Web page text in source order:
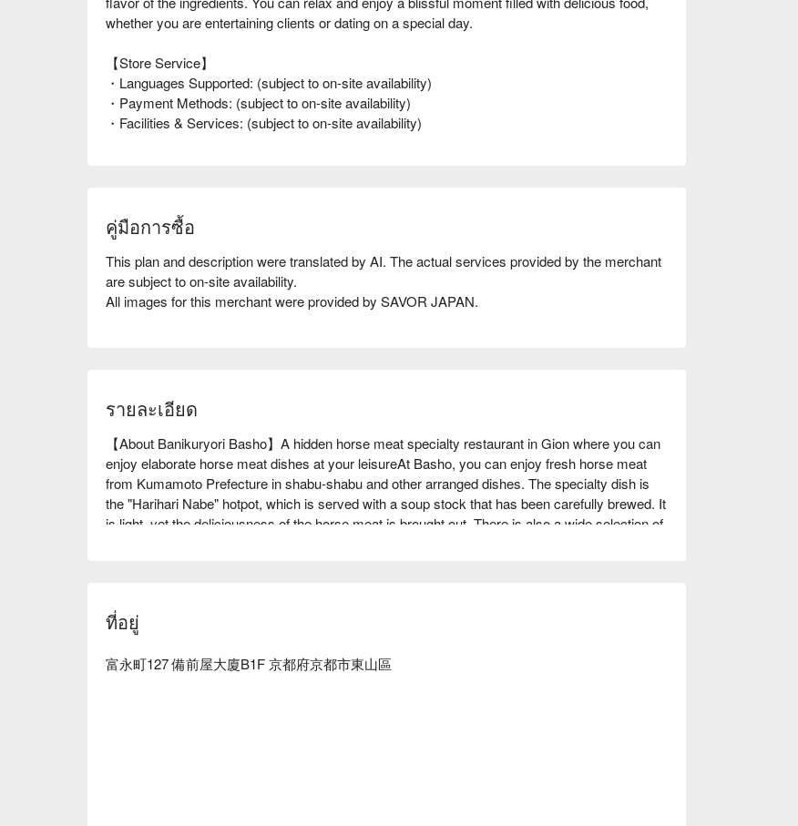
whether you are entertaining clients or dating on a special day.
【Store Service】
・Languages Supported: (subject to on-site availability)
・Payment Methods: (subject to on-site availability)
・Facilities & Services: (subject to on-site availability)
คู่มือการซื้อ
This plan and description were translated by AI. The actual services provided by the merchant
are subject to on-site availability.
All images for this merchant were provided by SAVOR JAPAN.
รายละเอียด
【About Banikuryori Basho】A hidden horse meat specialty restaurant in Gion where you can
enjoy elaborate horse meat dishes at your leisureAt Basho, you can enjoy fresh horse meat
from Kumamoto Prefecture in shabu-shabu and other arranged dishes. The specialty dish is
the "Harihari Nabe" hotpot, which is served with a soup stock that has been carefully brewed. It
is light, yet the deliciousness of the horse meat is brought out. There is also a wide selection of
blissful moment filled with delicious food, whether you are entertaining clients or dating on a
※ This translation includes content generated by AI.
ที่อยู่
富永町127 備前屋大廈B1F 京都府京都市東山區